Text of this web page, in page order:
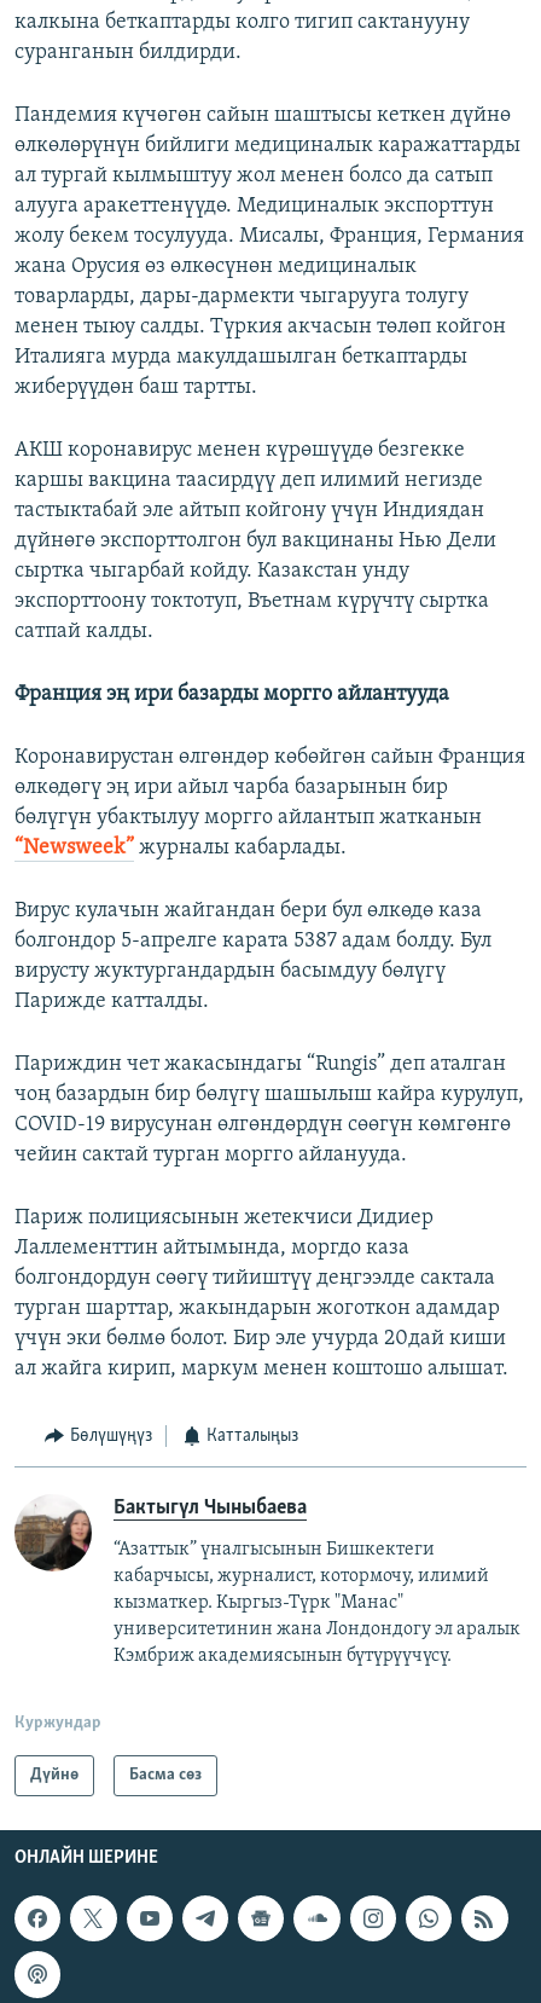
калкына беткаптарды колго тигип сактанууну
суранганын билдирди.
Пандемия күчөгөн сайын шаштысы кеткен дүйнө
өлкөлөрүнүн бийлиги медициналык каражаттарды
ал тургай кылмыштуу жол менен болсо да сатып
алууга аракеттенүүдө. Медициналык экспорттун
жолу бекем тосулууда. Мисалы, Франция, Германия
жана Орусия өз өлкөсүнөн медициналык
товарларды, дары-дармекти чыгарууга толугу
менен тыюу салды. Түркия акчасын төлөп койгон
Италияга мурда макулдашылган беткаптарды
жиберүүдөн баш тартты.
АКШ коронавирус менен күрөшүүдө безгекке
каршы вакцина таасирдүү деп илимий негизде
тастыктабай эле айтып койгону үчүн Индиядан
дүйнөгө экспорттолгон бул вакцинаны Нью Дели
сыртка чыгарбай койду. Казакстан унду
экспорттоону токтотуп, Въетнам күрүчтү сыртка
сатпай калды.
Франция эң ири базарды моргго айлантууда
Коронавирустан өлгөндөр көбөйгөн сайын Франция
өлкөдөгү эң ири айыл чарба базарынын бир
бөлүгүн убактылуу моргго айлантып жатканын
“Newsweek” журналы кабарлады.
Вирус кулачын жайгандан бери бул өлкөдө каза
болгондор 5-апрелге карата 5387 адам болду. Бул
вирусту жуктургандардын басымдуу бөлүгү
Парижде катталды.
Париждин чет жакасындагы “Rungis” деп аталган
чоң базардын бир бөлүгү шашылыш кайра курулуп,
COVID-19 вирусунан өлгөндөрдүн сөөгүн көмгөнгө
чейин сактай турган моргго айланууда.
Париж полициясынын жетекчиси Дидиер
Лаллементтин айтымында, моргдо каза
болгондордун сөөгү тийиштүү деңгээлде сактала
турган шарттар, жакындарын жоготкон адамдар
үчүн эки бөлмө болот. Бир эле учурда 20дай киши
ал жайга кирип, маркум менен коштошо алышат.
Бөлүшүңүз Катталыңыз
Бактыгүл Чыныбаева
“Азаттык” үналгысынын Бишкектеги
кабарчысы, журналист, котормочу, илимий
кызматкер. Кыргыз-Түрк "Манас"
университетинин жана Лондондогу эл аралык
Кэмбриж академиясынын бүтүрүүчүсү.
Куржундар
Дүйнө Басма сөз
ОНЛАЙН ШЕРИНЕ